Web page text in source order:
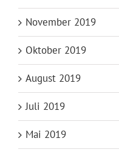
November 2019
Oktober 2019
August 2019
Juli 2019
Mai 2019